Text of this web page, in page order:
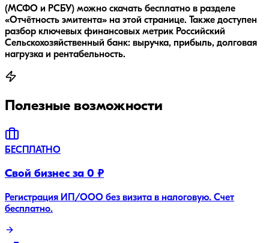
(МСФО и РСБУ) можно скачать бесплатно в разделе
«Отчётность эмитента» на этой странице. Также доступен
разбор ключевых финансовых метрик Российский
Сельскохозяйственный банк: выручка, прибыль, долговая
нагрузка и рентабельность.
Полезные возможности
БЕСПЛАТНО
Свой бизнес за 0 ₽
Регистрация ИП/ООО без визита в налоговую. Счет
бесплатно.